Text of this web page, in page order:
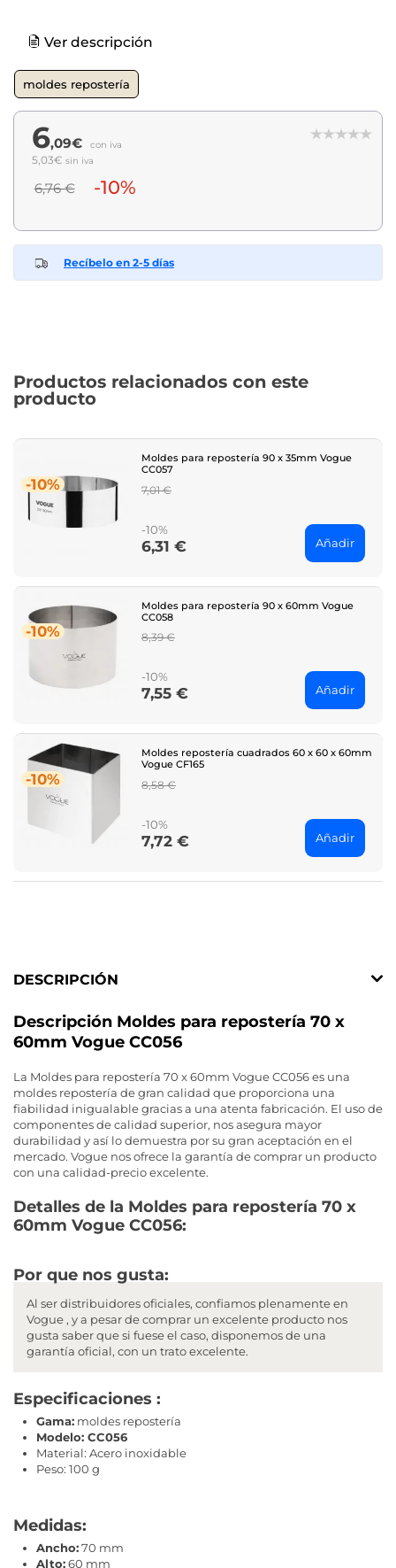
Ver descripción
moldes repostería
6,09€ con iva
5,03€ sin iva
6,76 € -10%
Recíbelo en 2-5 días
Productos relacionados con este
producto
-10%
Moldes para repostería 90 x 35mm Vogue
CC057
Regular
7,01 €
-10%
Price
6,31 € Añadir
-10%
Moldes para repostería 90 x 60mm Vogue
CC058
Regular
8,39 €
-10%
Price
7,55 € Añadir
-10%
Moldes repostería cuadrados 60 x 60 x 60mm
Vogue CF165
Regular
8,58 €
-10%
Price
7,72 € Añadir
DESCRIPCIÓN
Descripción Moldes para repostería 70 x
60mm Vogue CC056
La Moldes para repostería 70 x 60mm Vogue CC056 es una
moldes repostería de gran calidad que proporciona una
fiabilidad inigualable gracias a una atenta fabricación. El uso de
componentes de calidad superior, nos asegura mayor
durabilidad y así lo demuestra por su gran aceptación en el
mercado. Vogue nos ofrece la garantía de comprar un producto
con una calidad-precio excelente.
Detalles de la Moldes para repostería 70 x
60mm Vogue CC056:
Por que nos gusta:
Al ser distribuidores oficiales, confiamos plenamente en
Vogue , y a pesar de comprar un excelente producto nos
gusta saber que si fuese el caso, disponemos de una
garantía oficial, con un trato excelente.
Especificaciones :
Gama: moldes repostería
Modelo: CC056
Material: Acero inoxidable
Peso: 100 g
Medidas:
Ancho:70 mm
Alto:60 mm